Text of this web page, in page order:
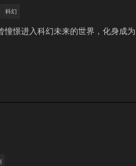
科幻
憬进入科幻未来的世界，化身成为